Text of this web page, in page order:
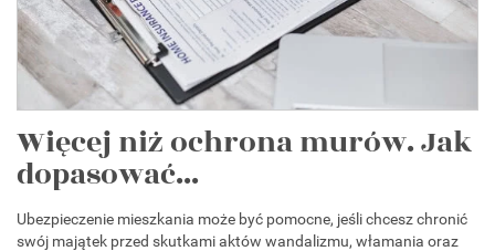
Więcej niż ochrona murów. Jak
dopasować...
Ubezpieczenie mieszkania może być pomocne, jeśli chcesz chronić
swój majątek przed skutkami aktów wandalizmu, włamania oraz